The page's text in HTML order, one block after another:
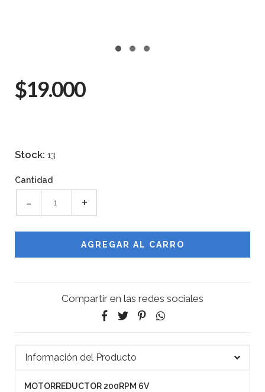
$19.000
Stock: 13
Cantidad
- +
Compartir en las redes sociales
Información del Producto
MOTORREDUCTOR 200RPM 6V